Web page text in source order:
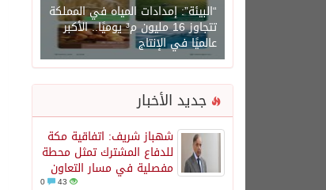
“البيئة”: إمدادات المياه في المملكة
تتجاوز 16 مليون م³ يوميًا.. الأكبر
عالميًا في الإنتاج
جديد الأخبار
شهباز شريف: اتفاقية مكة
للدفاع المشترك تمثل محطة
مفصلية في مسار التعاون
43